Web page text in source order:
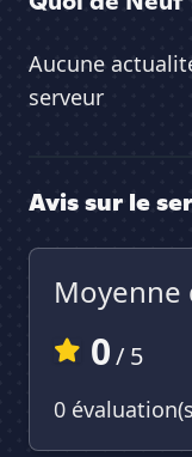
Aucune
serveur
Avis sur le
Moyenne
0/ 5
0